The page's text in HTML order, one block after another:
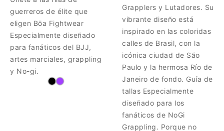
guerreros de élite que
eligen Bōa Fightwear
Especialmente diseñado
para fanáticos del BJJ,
artes marciales, grappling
y No-gi.
Grapplers y Lutadores. Su
vibrante diseño está
inspirado en las coloridas
calles de Brasil, con la
icónica ciudad de São
Paulo y la hermosa Río de
Janeiro de fondo. Guía de
tallas Especialmente
diseñado para los
fanáticos de NoGi
Grappling. Porque no